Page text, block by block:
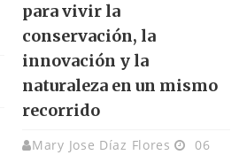
para vivir la
conservación, la
innovación y la
naturaleza en un mismo
recorrido
Mary Jose Díaz Flores
06